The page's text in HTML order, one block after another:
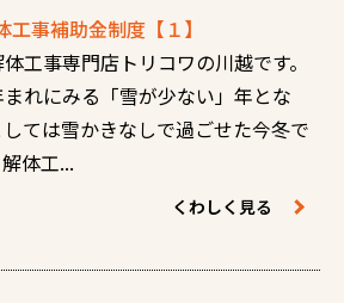
事補助金制度【１】
工事専門店トリコワの川越です。
れにみる「雪が少ない」年とな
ては雪かきなしで過ごせた今冬で
体工...
くわしく見る